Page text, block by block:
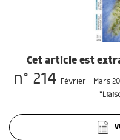
Cet article est
n° 214 Février - Mars